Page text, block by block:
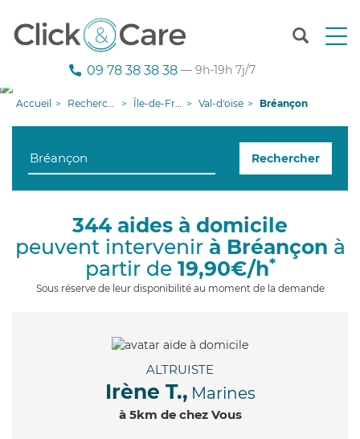
T
n
g
i
09 78 38 38 38 — 9h-19h 7j/7
Accueil Recherche aide à domicile Île-de-France Val-d'oise Bréançon
Rechercher
344 aides à domicile
peuvent intervenir à Bréançon à
partir de 19,90€/h*
Sous réserve de leur disponibilité au moment de la demande
ALTRUISTE
Irène T., Marines
à 5km de chez Vous